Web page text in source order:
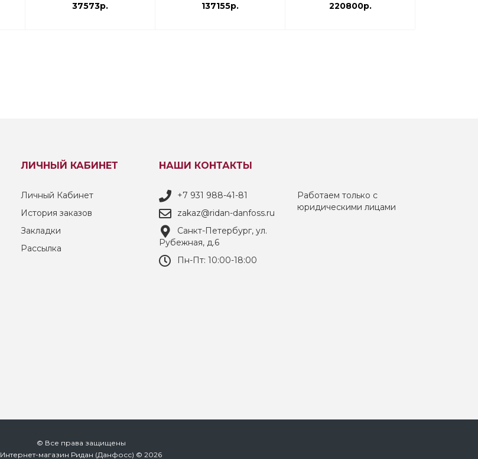
37573р. 137155р. 220800р.
ЛИЧНЫЙ КАБИНЕТ
Личный Кабинет
История заказов
Закладки
Рассылка
НАШИ КОНТАКТЫ
+7 931 988-41-81
zakaz@ridan-danfoss.ru
Санкт-Петербург, ул.
Рубежная, д.6
Пн-Пт: 10:00-18:00
Работаем только с
юридическими лицами
© Все права защищены
Интернет-магазин Ридан (Данфосс) © 2026